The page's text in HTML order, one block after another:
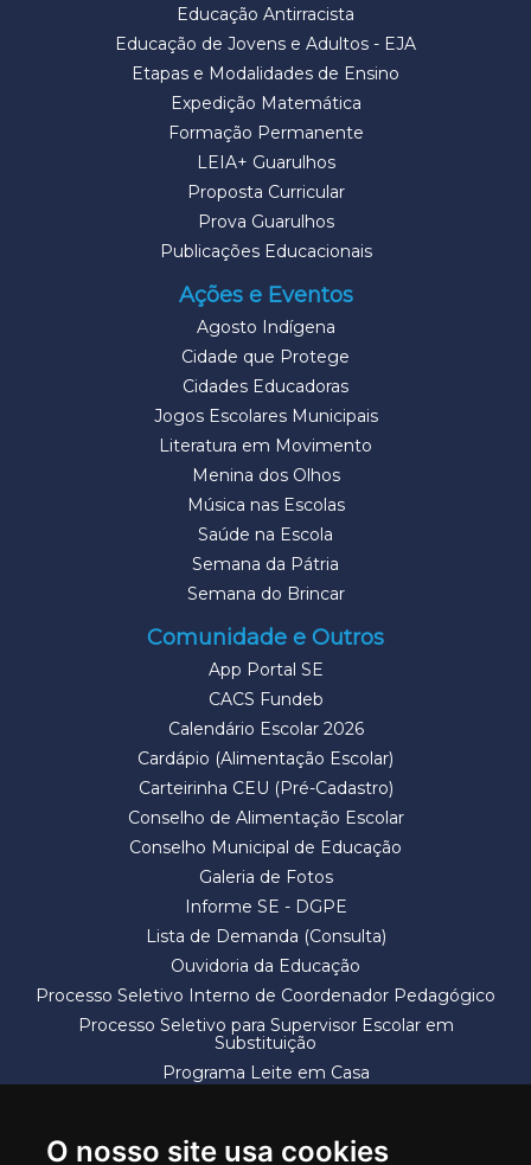
O nosso site usa cookies
Educação Antirracista
Educação de Jovens e Adultos - EJA
Etapas e Modalidades de Ensino
Expedição Matemática
Formação Permanente
LEIA+ Guarulhos
Proposta Curricular
Prova Guarulhos
Publicações Educacionais
Ações e Eventos
Agosto Indígena
Cidade que Protege
Cidades Educadoras
Jogos Escolares Municipais
Literatura em Movimento
Menina dos Olhos
Música nas Escolas
Saúde na Escola
Semana da Pátria
Semana do Brincar
Comunidade e Outros
App Portal SE
CACS Fundeb
Calendário Escolar 2026
Cardápio (Alimentação Escolar)
Carteirinha CEU (Pré-Cadastro)
Conselho de Alimentação Escolar
Conselho Municipal de Educação
Galeria de Fotos
Informe SE - DGPE
Lista de Demanda (Consulta)
Ouvidoria da Educação
Processo Seletivo Interno de Coordenador Pedagógico
Processo Seletivo para Supervisor Escolar em
Substituição
Programa Leite em Casa